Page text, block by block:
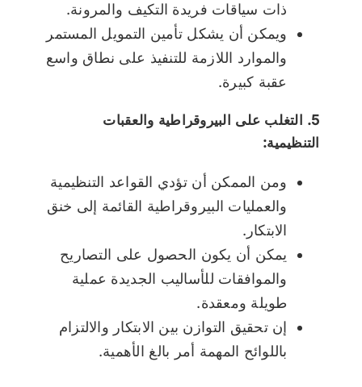
ذات سياقات فريدة التكيف والمرونة.
ويمكن أن يشكل تأمين التمويل المستمر
والموارد اللازمة للتنفيذ على نطاق واسع
عقبة كبيرة.
5. التغلب على البيروقراطية والعقبات
التنظيمية:
ومن الممكن أن تؤدي القواعد التنظيمية
والعمليات البيروقراطية القائمة إلى خنق
الابتكار.
يمكن أن يكون الحصول على التصاريح
والموافقات للأساليب الجديدة عملية
طويلة ومعقدة.
إن تحقيق التوازن بين الابتكار والالتزام
باللوائح المهمة أمر بالغ الأهمية.